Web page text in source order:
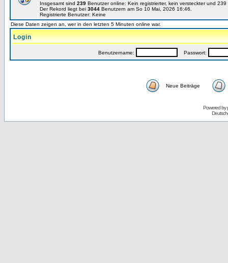
Insgesamt sind 239 Benutzer online: Kein registrierter, kein versteckter und
Der Rekord liegt bei 3044 Benutzern am So 10 Mai, 2026 16:46.
Registrierte Benutzer: Keine
Diese Daten zeigen an, wer in den letzten 5 Minuten online war.
Login
Benutzername: Passwort:
Neue Beiträge
Powered by